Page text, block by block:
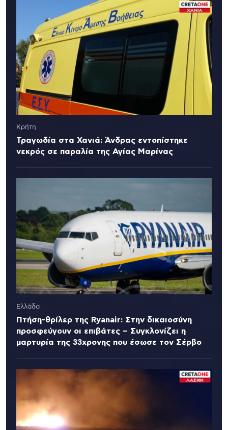
Κρήτη
Τραγωδία στα Χανιά: Άνδρας εντοπίστηκε
νεκρός σε παραλία της Αγίας Μαρίνας
Ελλάδα
Πτήση-θρίλερ της Ryanair: Στην δικαιοσύνη
προσφεύγουν οι επιβάτες – Συγκλονίζει η
μαρτυρία της 33χρονης που έσωσε τον Σέρβο